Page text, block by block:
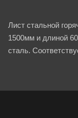
Лист стальной
1500мм и длиной
сталь.